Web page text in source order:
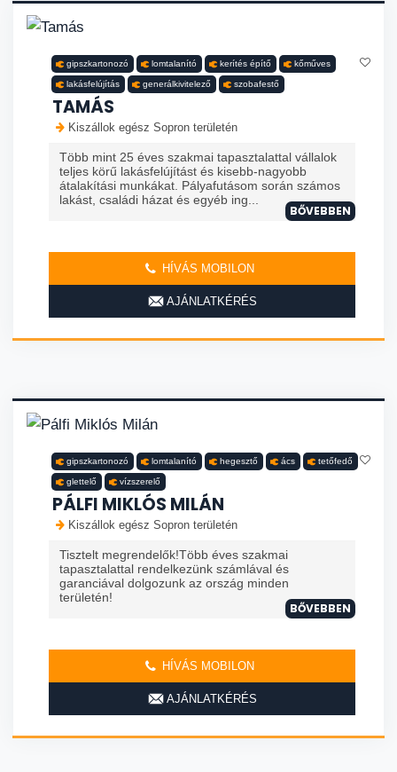
gipszkartonozó lomtalanító kerítés építő kőműves
lakásfelújítás generálkivitelező szobafestő
TAMÁS
Kiszállok egész Sopron területén
Több mint 25 éves szakmai tapasztalattal vállalok
teljes körű lakásfelújítást és kisebb-nagyobb
átalakítási munkákat. Pályafutásom során számos
lakást, családi házat és egyéb ing...
BŐVEBBEN
HÍVÁS MOBILON
AJÁNLATKÉRÉS
gipszkartonozó lomtalanító hegesztő ács tetőfedő
glettelő vízszerelő
PÁLFI MIKLÓS MILÁN
Kiszállok egész Sopron területén
Tisztelt megrendelők!Több éves szakmai
tapasztalattal rendelkezünk számlával és
garanciával dolgozunk az ország minden
területén!
BŐVEBBEN
HÍVÁS MOBILON
AJÁNLATKÉRÉS